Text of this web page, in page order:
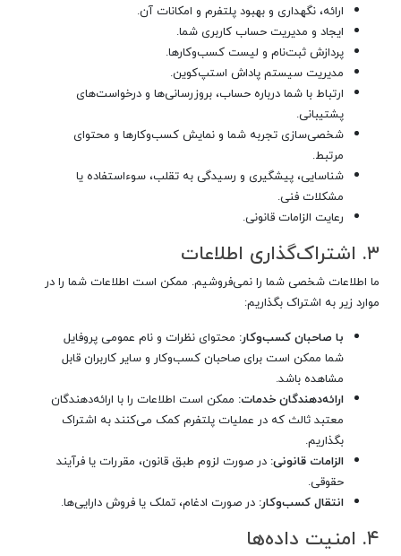
ارائه، نگهداری و بهبود پلتفرم و امکانات آن.
ایجاد و مدیریت حساب کاربری شما.
پردازش ثبت‌نام و لیست کسب‌وکارها.
مدیریت سیستم پاداش استپ‌کوین.
ارتباط با شما درباره حساب، بروزرسانی‌ها و درخواست‌های
پشتیبانی.
شخصی‌سازی تجربه شما و نمایش کسب‌وکارها و محتوای
مرتبط.
شناسایی، پیشگیری و رسیدگی به تقلب، سوءاستفاده یا
مشکلات فنی.
رعایت الزامات قانونی.
۳. اشتراک‌گذاری اطلاعات
ما اطلاعات شخصی شما را نمی‌فروشیم. ممکن است اطلاعات شما را در
موارد زیر به اشتراک بگذاریم:
با صاحبان کسب‌وکار: محتوای نظرات و نام عمومی پروفایل
شما ممکن است برای صاحبان کسب‌وکار و سایر کاربران قابل
مشاهده باشد.
ارائه‌دهندگان خدمات: ممکن است اطلاعات را با ارائه‌دهندگان
معتبد ثالث که در عملیات پلتفرم کمک می‌کنند به اشتراک
بگذاریم.
الزامات قانونی: در صورت لزوم طبق قانون، مقررات یا فرآیند
حقوقی.
انتقال کسب‌وکار: در صورت ادغام، تملک یا فروش دارایی‌ها.
۴. امنیت داده‌ها